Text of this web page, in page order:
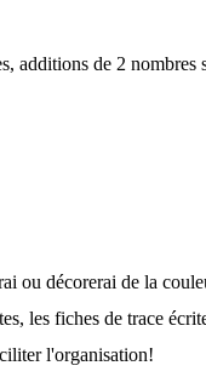
additions de 2 nombres
ou décorerai de la
les fiches de trace
l'organisation!